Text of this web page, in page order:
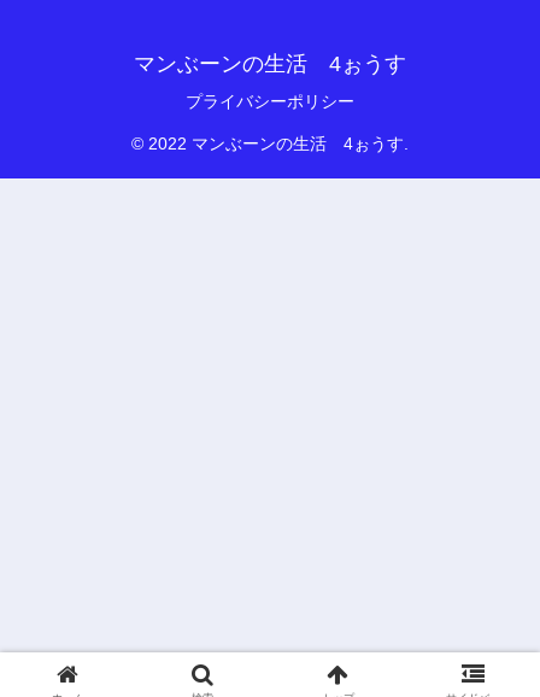
マンぶーンの生活 4ぉうす
プライバシーポリシー
© 2022 マンぶーンの生活 4ぉうす.